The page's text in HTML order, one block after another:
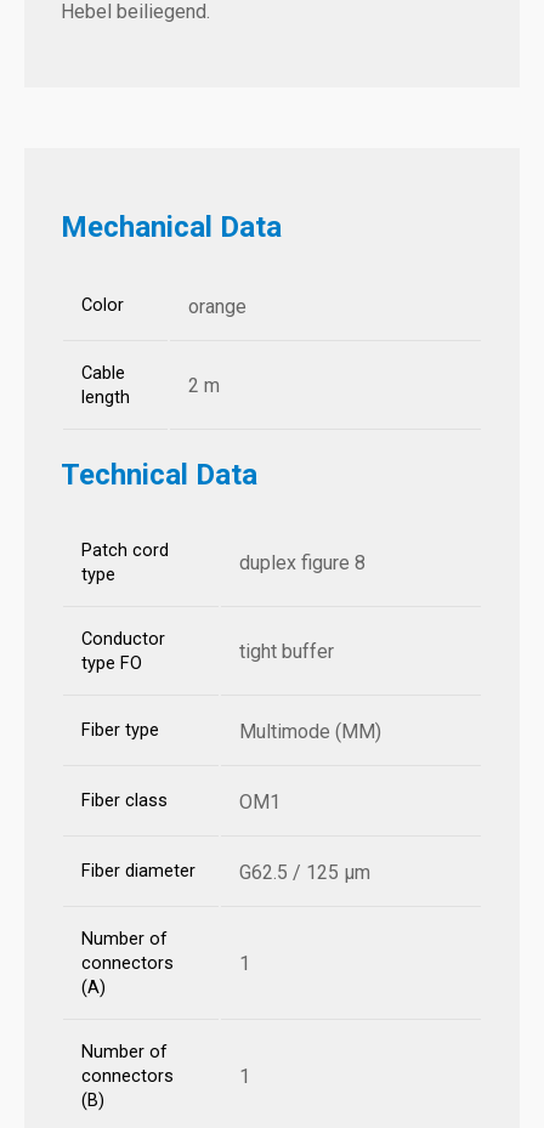
Hebel beiliegend.
Mechanical Data
Color orange
Cable
length
2 m
Technical Data
Patch cord
type
duplex figure 8
Conductor
type FO
tight buffer
Fiber type Multimode (MM)
Fiber class OM1
Fiber diameter G62.5 / 125 µm
Number of
connectors
(A)
1
Number of
connectors
(B)
1